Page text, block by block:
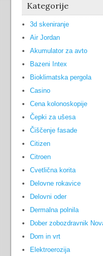
Kategorije
3d skeniranje
Air Jordan
Akumulator za avto
Bazeni Intex
Bioklimatska pergola
Casino
Cena kolonoskopije
Čepki za ušesa
Čiščenje fasade
Citizen
Citroen
Cvetlična korita
Delovne rokavice
Delovni oder
Dermalna polnila
Dober zobozdravnik
Dom in vrt
Elektroerozija